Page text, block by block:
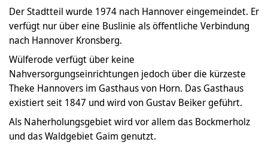
Der Stadtteil wurde 1974 nach Hannover eingemeindet. Er
verfügt nur über eine Buslinie als öffentliche Verbindung
nach Hannover Kronsberg.
Wülferode verfügt über keine
Nahversorgungseinrichtungen jedoch über die kürzeste
Theke Hannovers im Gasthaus von Horn. Das Gasthaus
existiert seit 1847 und wird von Gustav Beiker geführt.
Als Naherholungsgebiet wird vor allem das Bockmerholz
und das Waldgebiet Gaim genutzt.